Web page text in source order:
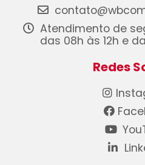
Atendimento de
das 08h às 12h e
Redes